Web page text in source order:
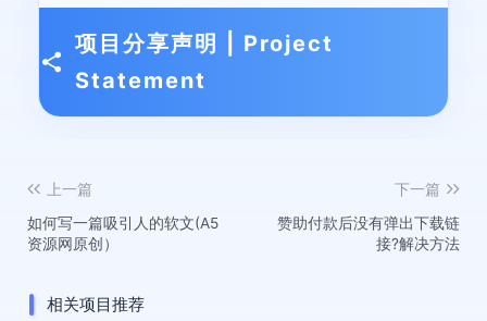
项目分享声明 | Project
Statement
上一篇
如何写一篇吸引人的软文(A5
资源网原创）
下一篇
赞助付款后没有弹出下载链
接?解决方法
相关项目推荐